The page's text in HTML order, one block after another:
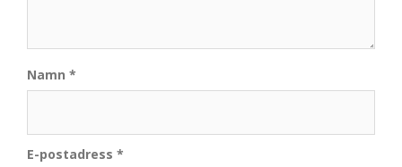
Namn *
E-postadress *